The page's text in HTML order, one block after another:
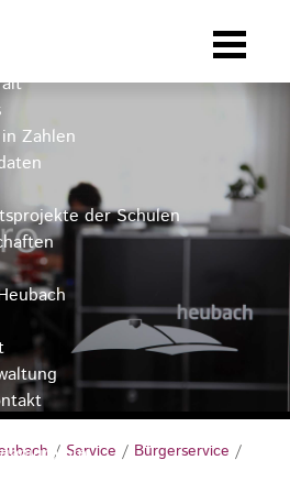
Zahlen
der Schulen
/ Service / Bürgerservice /